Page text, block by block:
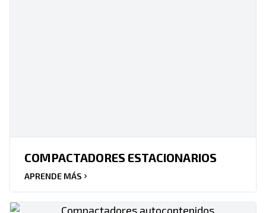
COMPACTADORES ESTACIONARIOS
APRENDE MÁS